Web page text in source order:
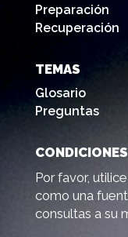
Preparación
Recuperación
TEMAS
Glosario
Preguntas
Por favor,
como una
consultas a su